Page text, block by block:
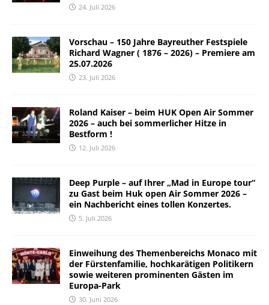
24. Juli 2026
Vorschau – 150 Jahre Bayreuther Festspiele
Richard Wagner ( 1876 – 2026) – Premiere am
25.07.2026
23. Juli 2026
Roland Kaiser – beim HUK Open Air Sommer
2026 – auch bei sommerlicher Hitze in
Bestform !
12. Juli 2026
Deep Purple – auf Ihrer „Mad in Europe tour“
zu Gast beim Huk open Air Sommer 2026 –
ein Nachbericht eines tollen Konzertes.
5. Juli 2026
Einweihung des Themenbereichs Monaco mit
der Fürstenfamilie, hochkarätigen Politikern
sowie weiteren prominenten Gästen im
Europa-Park
30. Juni 2026